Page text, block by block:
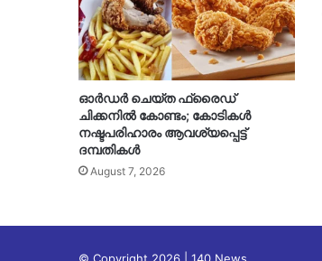
ഓർഡർ ചെയ്ത ഫ്രൈഡ്
ചിക്കനിൽ കോണ്ടം; കോടികൾ
നഷ്ടപരിഹാരം ആവശ്യപ്പെട്ട്
ദമ്പതികൾ
August 7, 2026